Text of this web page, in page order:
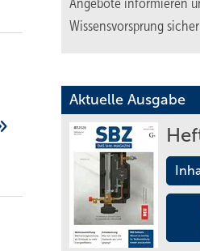
Angebote informieren
Wissensvorsprung
Aktuelle Ausgabe